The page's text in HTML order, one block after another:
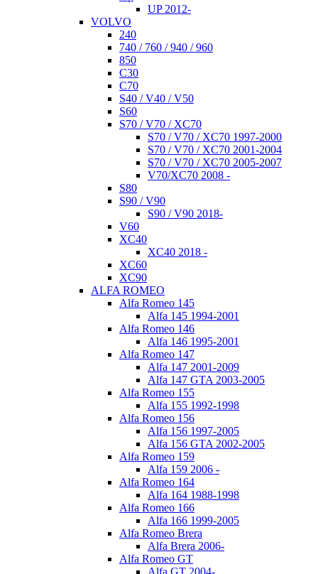
UP 2012-
VOLVO
240
740 / 760 / 940 / 960
850
C30
C70
S40 / V40 / V50
S60
S70 / V70 / XC70
S70 / V70 / XC70 1997-2000
S70 / V70 / XC70 2001-2004
S70 / V70 / XC70 2005-2007
V70/XC70 2008 -
S80
S90 / V90
S90 / V90 2018-
V60
XC40
XC40 2018 -
XC60
XC90
ALFA ROMEO
Alfa Romeo 145
Alfa 145 1994-2001
Alfa Romeo 146
Alfa 146 1995-2001
Alfa Romeo 147
Alfa 147 2001-2009
Alfa 147 GTA 2003-2005
Alfa Romeo 155
Alfa 155 1992-1998
Alfa Romeo 156
Alfa 156 1997-2005
Alfa 156 GTA 2002-2005
Alfa Romeo 159
Alfa 159 2006 -
Alfa Romeo 164
Alfa 164 1988-1998
Alfa Romeo 166
Alfa 166 1999-2005
Alfa Romeo Brera
Alfa Brera 2006-
Alfa Romeo GT
Alfa GT 2004-